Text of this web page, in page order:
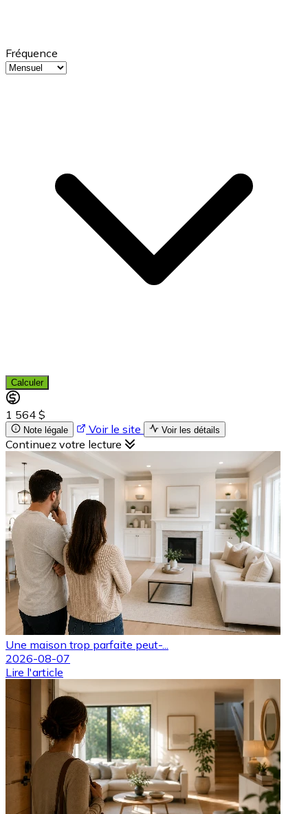
Fréquence
Calculer
1 564 $
Note légale Voir le site Voir les détails
Continuez votre lecture
Une maison trop parfaite peut-...
2026-08-07
Lire l'article